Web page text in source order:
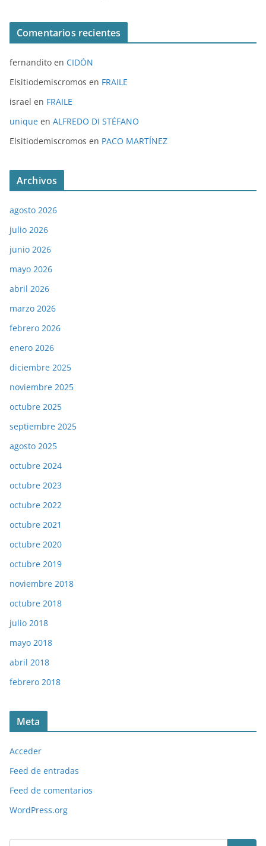
Comentarios recientes
fernandito en CIDÓN
Elsitiodemiscromos en FRAILE
israel en FRAILE
unique en ALFREDO DI STÉFANO
Elsitiodemiscromos en PACO MARTÍNEZ
Archivos
agosto 2026
julio 2026
junio 2026
mayo 2026
abril 2026
marzo 2026
febrero 2026
enero 2026
diciembre 2025
noviembre 2025
octubre 2025
septiembre 2025
agosto 2025
octubre 2024
octubre 2023
octubre 2022
octubre 2021
octubre 2020
octubre 2019
noviembre 2018
octubre 2018
julio 2018
mayo 2018
abril 2018
febrero 2018
Meta
Acceder
Feed de entradas
Feed de comentarios
WordPress.org